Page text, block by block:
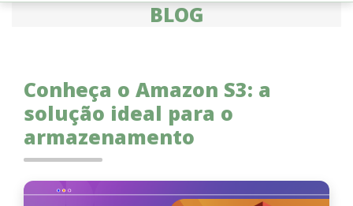
BLOG
Conheça o Amazon S3: a
solução ideal para o
armazenamento